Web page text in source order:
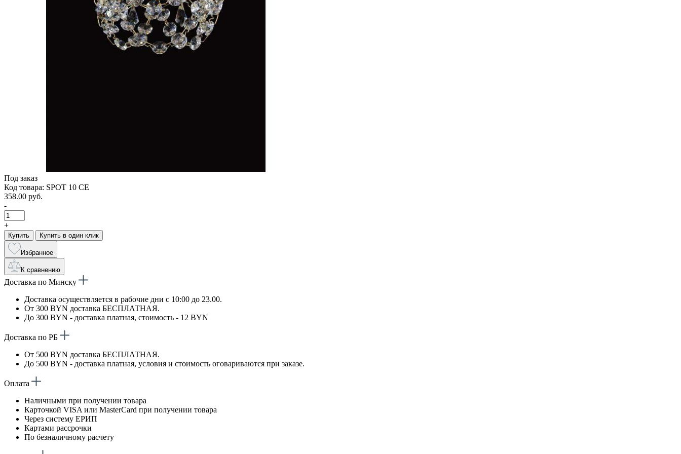
Под заказ
Код товара: SPOT 10 CE
358.00 руб.
-
+
Купить Купить в один клик
Избранное
К сравнению
Доставка по Минску
Доставка осуществляется в рабочие дни с 10:00 до 23.00.
От 300 BYN доставка БЕСПЛАТНАЯ.
До 300 BYN - доставка платная, стоимость - 12 BYN
Доставка по РБ
От 500 BYN доставка БЕСПЛАТНАЯ.
До 500 BYN - доставка платная, условия и стоимость оговариваются при заказе.
Оплата
Наличными при получении товара
Карточкой VISA или MasterCard при получении товара
Через систему ЕРИП
Картами рассрочки
По безналичному расчету